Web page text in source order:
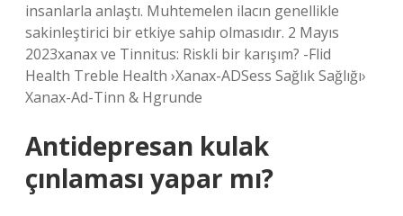
insanlarla anlaştı. Muhtemelen ilacın genellikle
sakinleştirici bir etkiye sahip olmasıdır. 2 Mayıs
2023xanax ve Tinnitus: Riskli bir karışım? -Flid
Health Treble Health ›Xanax-ADSess Sağlık Sağlığı›
Xanax-Ad-Tinn & Hgrunde
Antidepresan kulak
çınlaması yapar mı?